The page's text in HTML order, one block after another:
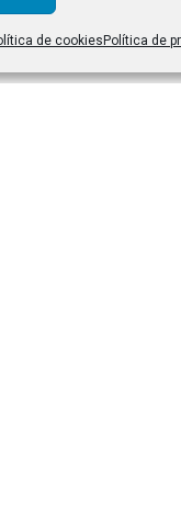
de cookies Política de